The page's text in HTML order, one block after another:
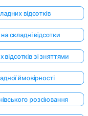
відсотків
складні відсотки
зі зняттями
ймовірності
розсіювання